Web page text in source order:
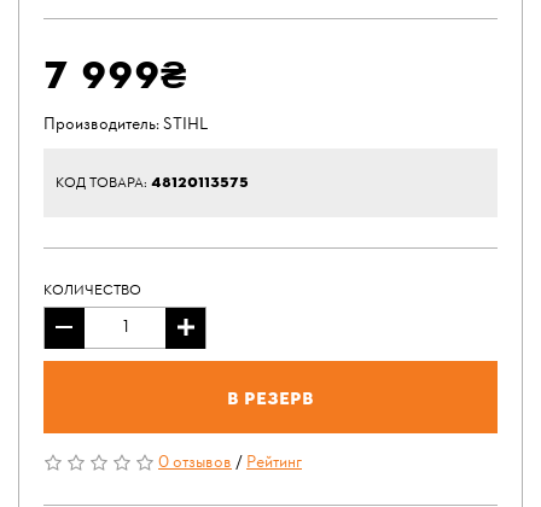
7 999₴
Производитель:STIHL
КОД ТОВАРА: 48120113575
КОЛИЧЕСТВО
В резерв
0 отзывов/Рейтинг